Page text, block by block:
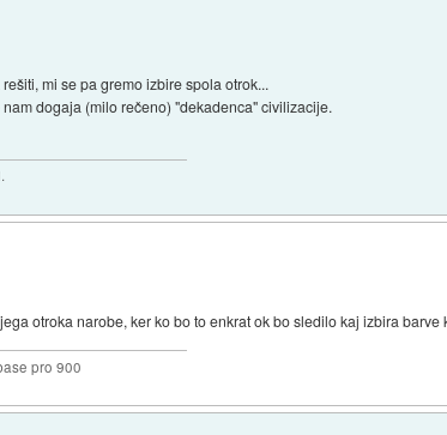
mi se pa gremo izbire spola otrok...
dogaja (milo rečeno) "dekadenca" civilizacije.
otroka narobe, ker ko bo to enkrat ok bo sledilo kaj izbira barve
pro 900